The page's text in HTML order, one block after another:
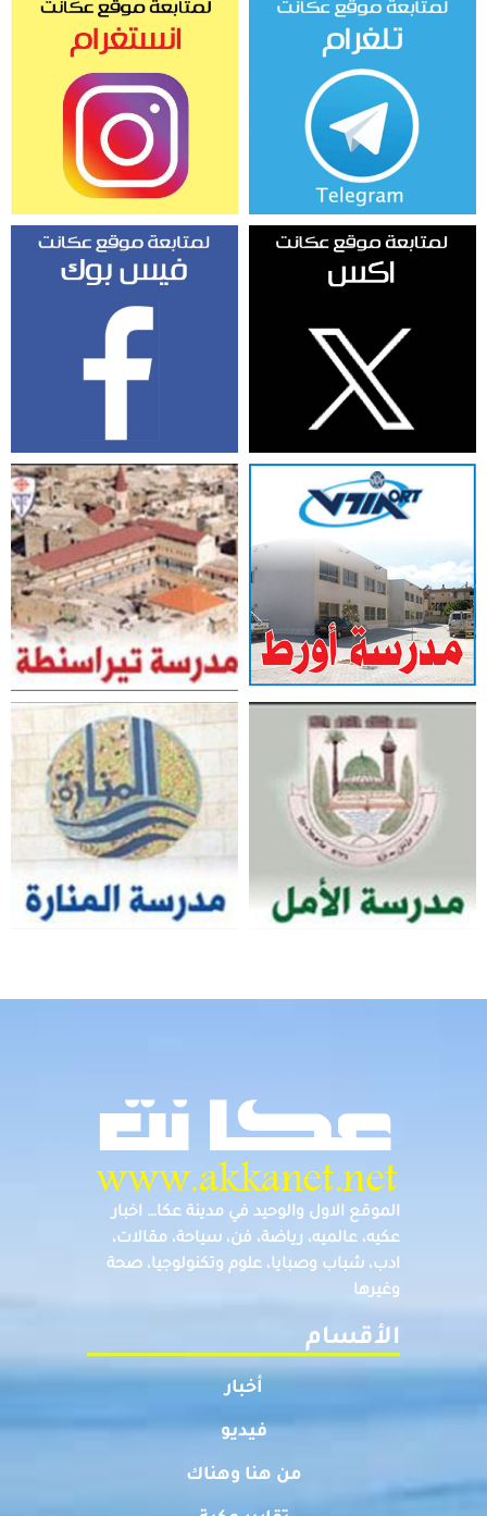
الموقع الاول والوحيد في مدينة عكا… اخبار
عكيه، عالميه، رياضة، فن، سياحة، مقالات،
ادب، شباب وصبايا، علوم وتكنولوجيا، صحة
وغيرها
الأقسام
أخبار
فيديو
من هنا وهناك